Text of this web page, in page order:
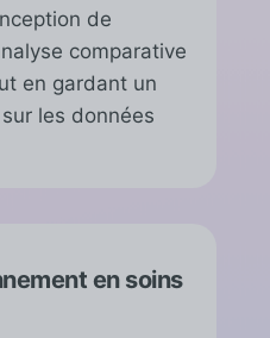
de
comparative
en gardant un
les données
en soins